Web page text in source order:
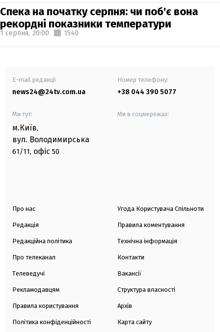
Спека на початку серпня: чи поб'є вона
рекордні показники температури
1 серпня, 20:00 1540
E-mail редакції
news24@24tv.com.ua
Номер телефону:
+38 044 390 5077
Ми тут:
м.Київ,
вул. Володимирська
61/11, офіс 50
Ми в соцмережах:
Про нас
Редакція
Редакційна політика
Про телеканал
Телеведучі
Рекламодавцям
Правила користування
Політика конфіденційності
Угода Користувача Спільноти
Правила коментування
Технічна інформація
Контакти
Вакансії
Структура власності
Архів
Карта сайту